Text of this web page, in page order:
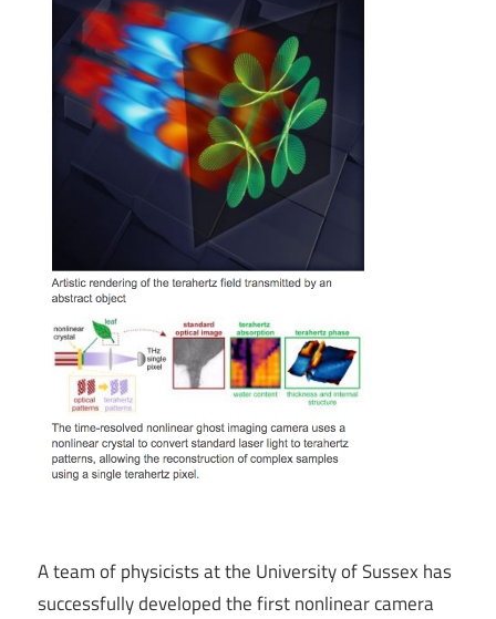
A team of physicists at the University of Sussex has
successfully developed the first nonlinear camera